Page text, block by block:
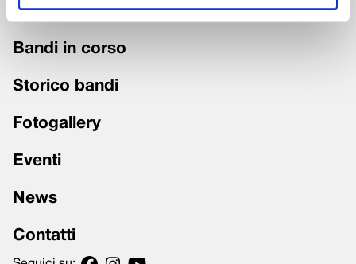
Grandi Interventi
Bandi in corso
Storico bandi
Fotogallery
Eventi
News
Contatti